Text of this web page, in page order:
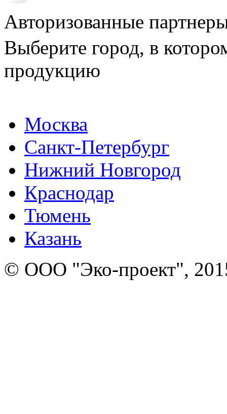
Авторизованные
Выберите город, в
продукцию
Москва
Санкт-Петербург
Нижний Новгород
Краснодар
Тюмень
Казань
© ООО "Эко-проект",